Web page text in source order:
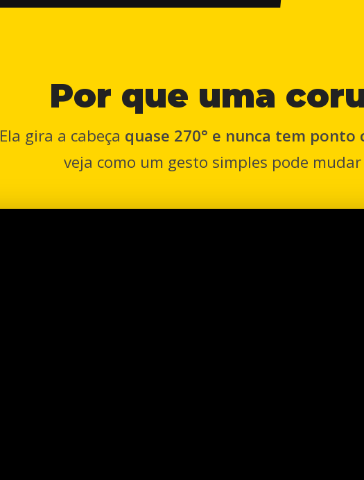
Por que uma
Ela gira a cabeça quase 270° e nunca tem ponto
veja como um gesto simples pode